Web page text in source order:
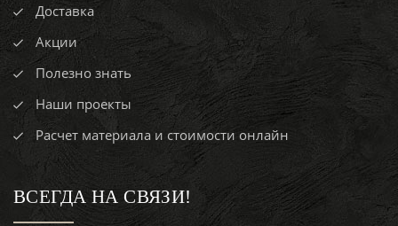
Доставка
Акции
Полезно знать
Наши проекты
Расчет материала и стоимости онлайн
ВСЕГДА НА СВЯЗИ!